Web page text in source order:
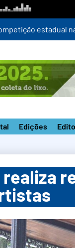
estadual
Edições